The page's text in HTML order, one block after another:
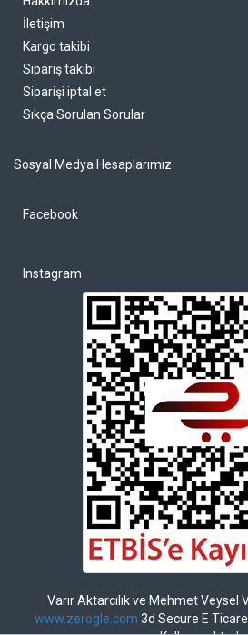
İletişim
Kargo takibi
Sipariş takibi
Siparişi iptal et
Sıkça Sorulan Sorular
Sosyal Medya Hesaplarımız
Facebook
Instagram
Varır Aktarcılık ve Mehmet Veysel
www.zerogle.com 3d Secure E